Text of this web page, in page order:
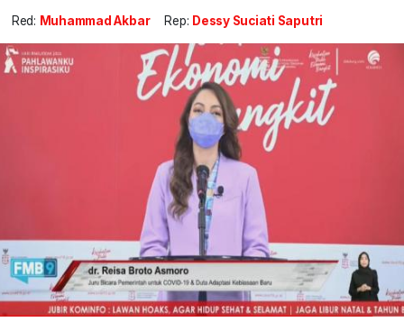
Red: Muhammad Akbar Rep: Dessy Suciati Saputri